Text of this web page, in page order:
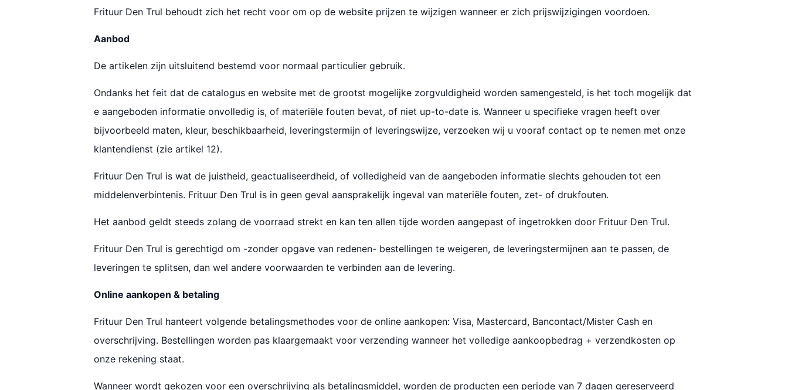
Frituur Den Trul behoudt zich het recht voor om op de website prijzen te wijzigen wanneer er zich prijswijzigingen voordoen.
Aanbod
De artikelen zijn uitsluitend bestemd voor normaal particulier gebruik.
Ondanks het feit dat de catalogus en website met de grootst mogelijke zorgvuldigheid worden samengesteld, is het toch mogelijk dat
e aangeboden informatie onvolledig is, of materiële fouten bevat, of niet up-to-date is. Wanneer u specifieke vragen heeft over
bijvoorbeeld maten, kleur, beschikbaarheid, leveringstermijn of leveringswijze, verzoeken wij u vooraf contact op te nemen met onze
klantendienst (zie artikel 12).
Frituur Den Trul is wat de juistheid, geactualiseerdheid, of volledigheid van de aangeboden informatie slechts gehouden tot een
middelenverbintenis. Frituur Den Trul is in geen geval aansprakelijk ingeval van materiële fouten, zet- of drukfouten.
Het aanbod geldt steeds zolang de voorraad strekt en kan ten allen tijde worden aangepast of ingetrokken door Frituur Den Trul.
Frituur Den Trul is gerechtigd om -zonder opgave van redenen- bestellingen te weigeren, de leveringstermijnen aan te passen, de
leveringen te splitsen, dan wel andere voorwaarden te verbinden aan de levering.
Online aankopen & betaling
Frituur Den Trul hanteert volgende betalingsmethodes voor de online aankopen: Visa, Mastercard, Bancontact/Mister Cash en
overschrijving. Bestellingen worden pas klaargemaakt voor verzending wanneer het volledige aankoopbedrag + verzendkosten op
onze rekening staat.
Wanneer wordt gekozen voor een overschrijving als betalingsmiddel, worden de producten een periode van 7 dagen gereserveerd